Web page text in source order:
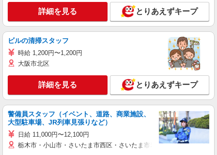
詳細を見る とりあえずキープ
ビルの清掃スタッフ
時給 1,200円〜1,200円
大阪市北区
詳細を見る とりあえずキープ
警備員スタッフ（イベント、道路、商業施設、
大型駐車場、JR列車見張りなど）
日給 11,000円〜12,100円
栃木市・小山市・さいたま市西区・さいたま市岩槻区・久喜市・蓮田